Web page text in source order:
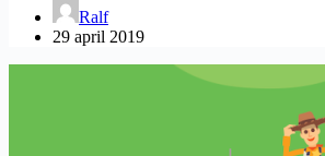
Ralf
29 april 2019